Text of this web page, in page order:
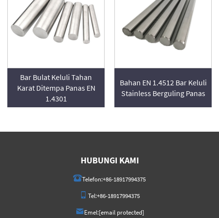
Bar Bulat Keluli Tahan
Karat Ditempa Panas EN
1.4301
Bahan EN 1.4512 Bar Keluli
Stainless Berguling Panas
HUBUNGI KAMI
Telefon:+86-18917994375
Tel:+86-18917994375
Emel:[email protected]